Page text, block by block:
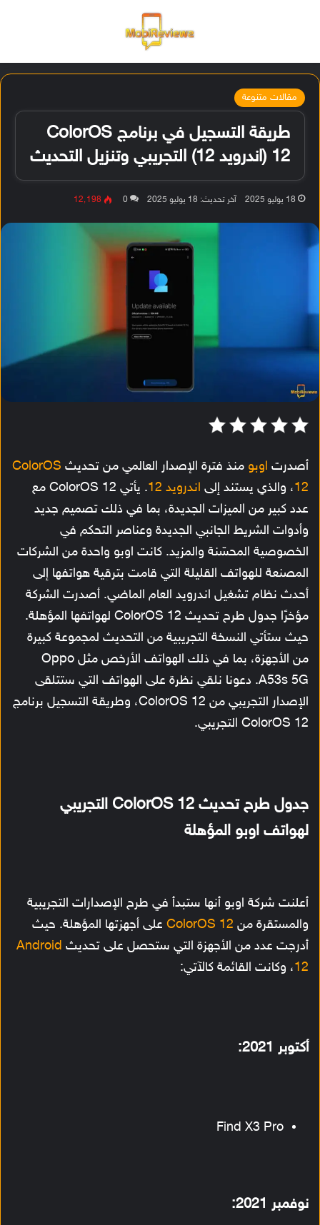
مقالات متنوعة
طريقة التسجيل في برنامج ColorOS
12 (اندرويد 12) التجريبي وتنزيل التحديث
18 يوليو 2025 آخر تحديث: 18 يوليو 2025 0 12٬198
أصدرت اوبو منذ فترة الإصدار العالمي من تحديث ColorOS
12، والذي يستند إلى اندرويد 12
. يأتي ColorOS 12 مع
عدد كبير من الميزات الجديدة، بما في ذلك تصميم جديد
وأدوات الشريط الجانبي الجديدة وعناصر التحكم في
الخصوصية المحسّنة والمزيد. كانت اوبو واحدة من الشركات
المصنعة للهواتف القليلة التي قامت بترقية هواتفها إلى
أحدث نظام تشغيل اندرويد العام الماضي. أصدرت الشركة
مؤخرًا جدول طرح تحديث ColorOS 12 لهواتفها المؤهلة.
حيث ستأتي النسخة التجريبية من التحديث لمجموعة كبيرة
من الأجهزة، بما في ذلك الهواتف الأرخص مثل Oppo
A53s 5G. دعونا نلقي نظرة على الهواتف التي ستتلقى
الإصدار التجريبي من ColorOS 12، وطريقة التسجيل برنامج
ColorOS 12 التجريبي.
جدول طرح تحديث ColorOS 12 التجريبي
لهواتف اوبو المؤهلة
أعلنت شركة اوبو أنها ستبدأ في طرح الإصدارات التجريبية
والمستقرة من ColorOS 12 على أجهزتها المؤهلة. حيث
أدرجت عدد من الأجهزة التي ستحصل على تحديث Android
12، وكانت القائمة كالآتي:
أكتوبر 2021:
Find X3 Pro
نوفمبر 2021: